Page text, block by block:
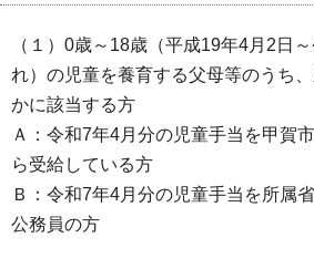
（１）0歳～18歳（平成19年4月2日
れ）の児童を養育する父母等のうち
かに該当する方
Ａ：令和7年4月分の児童手当を甲賀
ら受給している方
Ｂ：令和7年4月分の児童手当を所属
公務員の方